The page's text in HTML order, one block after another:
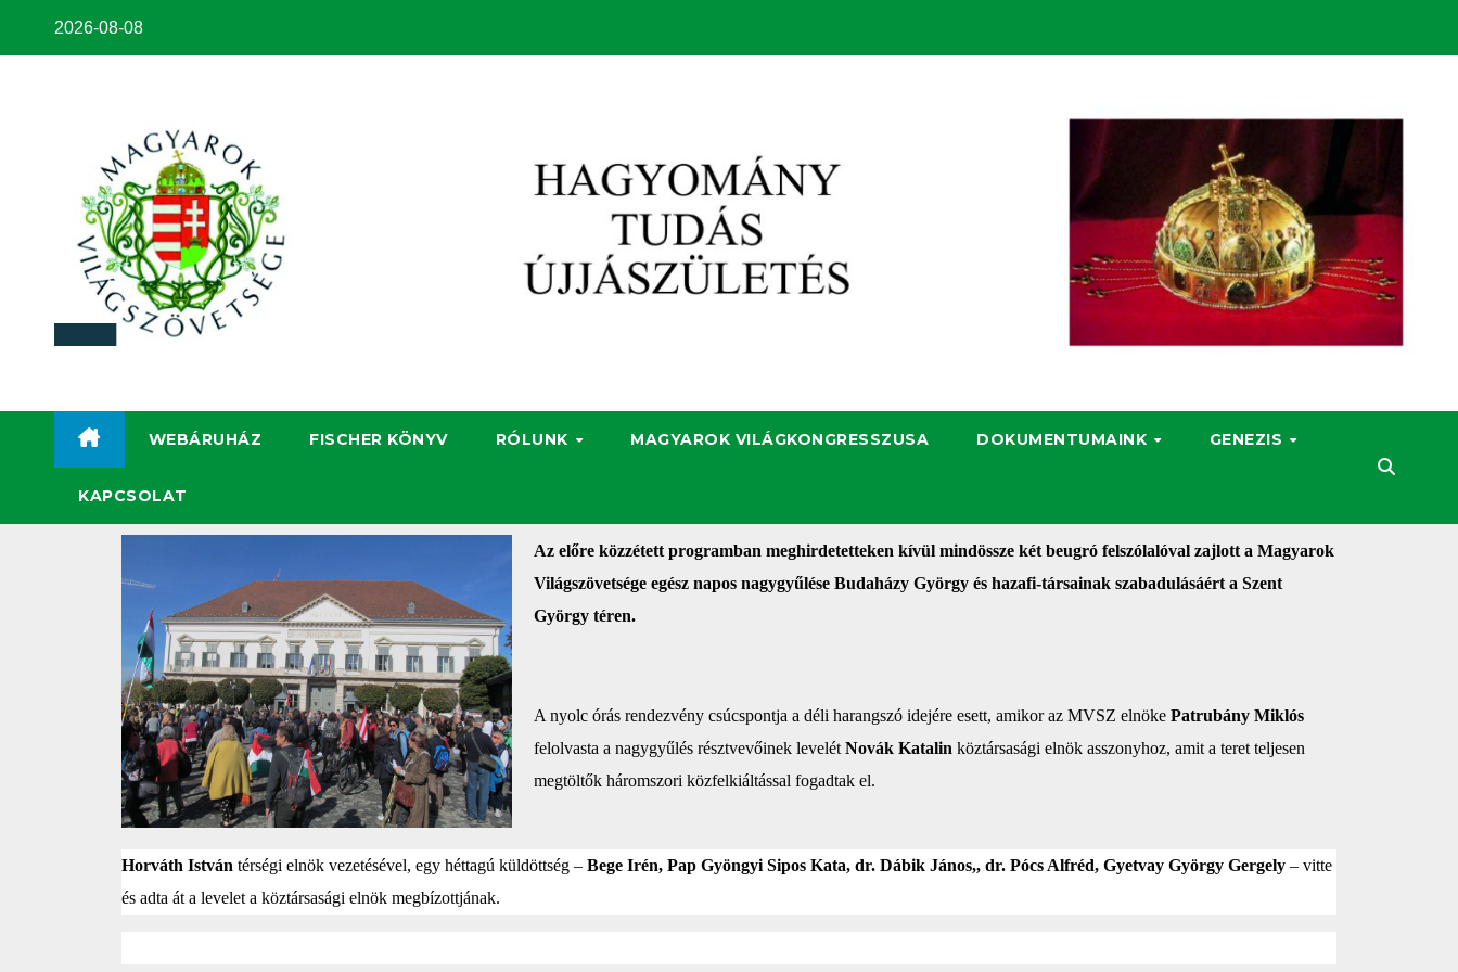
2026-08-08
WEBÁRUHÁZ FISCHER KÖNYV RÓLUNK MAGYAROK VILÁGKONGRESSZUSA DOKUMENTUMAINK GENEZIS
KAPCSOLAT
Az előre közzétett programban meghirdetetteken kívül mindössze két beugró felszólalóval zajlott a Magyarok
Világszövetsége egész napos nagygyűlése Budaházy György és hazafi-társainak szabadulásáért a Szent
György téren.
A nyolc órás rendezvény csúcspontja a déli harangszó idejére esett, amikor az MVSZ elnöke Patrubány Miklós
felolvasta a nagygyűlés résztvevőinek levelét Novák Katalin köztársasági elnök asszonyhoz, amit a teret teljesen
megtöltők háromszori közfelkiáltással fogadtak el.
Horváth István térségi elnök vezetésével, egy héttagú küldöttség – Bege Irén, Pap Gyöngyi Sipos Kata, dr. Dábik János,, dr. Pócs Alfréd, Gyetvay György Gergely – vitte
és adta át a levelet a köztársasági elnök megbízottjának.